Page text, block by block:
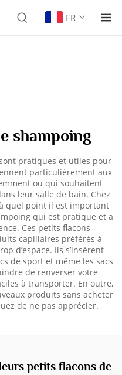
FR
shampoing
pratiques et utiles pour
particulièrement aux
ou qui souhaitent
leur salle de bain. Chez
quel point il est important
qui est pratique et a
Ces petits flacons
capillaires préférés à
d’espace. Ils s’insèrent
de sport et même les sacs
de renverser votre
à transporter. En outre,
produits sans acheter
de ne pas apprécier.
petits flacons de